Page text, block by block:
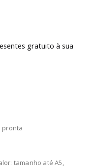
gratuito à sua
pronta
tamanho até A5,